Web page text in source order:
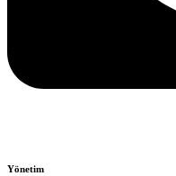
Yönetim